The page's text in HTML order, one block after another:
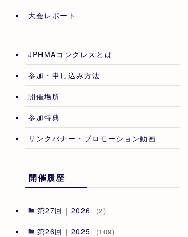
大会レポート
JPHMAコングレスとは
参加・申し込み方法
開催場所
参加特典
リンクバナー・プロモーション動画
開催履歴
第27回｜2026 (2)
第26回｜2025 (109)